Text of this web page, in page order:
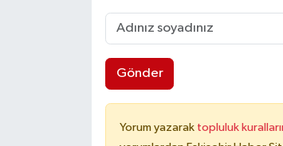
Gönder
Yorum yazarak topluluk